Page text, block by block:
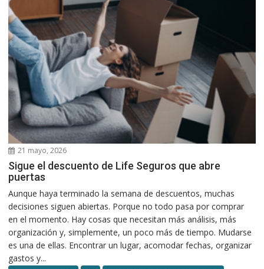
21 mayo, 2026
Sigue el descuento de Life Seguros que abre
puertas
Aunque haya terminado la semana de descuentos, muchas
decisiones siguen abiertas. Porque no todo pasa por comprar
en el momento. Hay cosas que necesitan más análisis, más
organización y, simplemente, un poco más de tiempo. Mudarse
es una de ellas. Encontrar un lugar, acomodar fechas, organizar
gastos y...